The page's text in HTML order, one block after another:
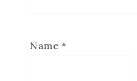
Name *